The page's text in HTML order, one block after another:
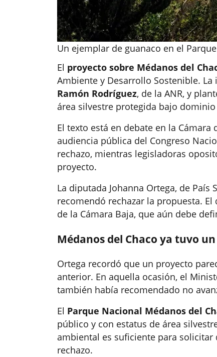
Un ejemplar de guanaco en el
El proyecto sobre Médanos del
Ambiente y Desarrollo Sostenible.
Ramón Rodríguez, de la ANR, y
área silvestre protegida bajo
El texto está en debate en la
audiencia pública del Congreso
rechazo, mientras legisladoras
proyecto.
La diputada Johanna Ortega, de
recomendó rechazar la propuesta.
de la Cámara Baja, que aún debe
Médanos del Chaco ya tuvo
Ortega recordó que un proyecto
anterior. En aquella ocasión, el
también había recomendado no
El Parque Nacional Médanos del
público y con estatus de área
ambiental es suficiente para
rechazo.